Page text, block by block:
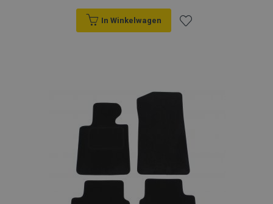
In Winkelwagen
aan
verlanglijst